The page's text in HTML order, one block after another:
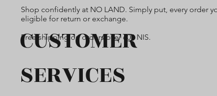
CUSTOMER
SERVICES
Shop confidently at NO LAND. Simply put, every order
eligible for return or exchange.
Free shipping on orders over 600 NIS.